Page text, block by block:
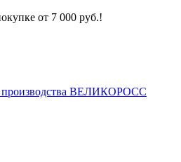
от 7 000 руб.!